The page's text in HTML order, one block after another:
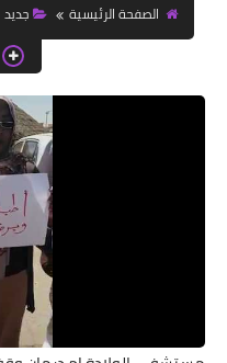
الصفحة الرئيسية
جديد